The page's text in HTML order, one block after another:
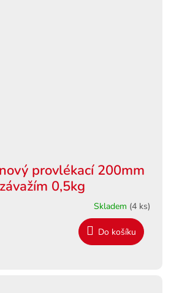
provlékací 200mm
0,5kg
Skladem (4 ks)
Do košíku